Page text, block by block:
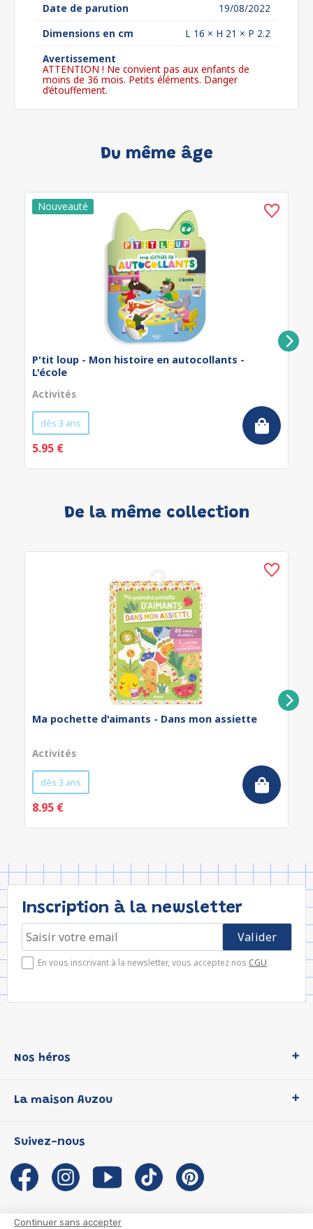
Continuer sans accepter
Date de parution
19/08/2022
Dimensions en cm
L 16 × H 21 × P 2.2
Avertissement
ATTENTION ! Ne convient pas aux enfants de
moins de 36 mois. Petits éléments. Danger
d’étouffement.
Du même âge
P'tit loup - Mon histoire en autocollants -
L'école
Activités
dès 3 ans
5.95 €
De la même collection
Ma pochette d'aimants - Dans mon assiette
Activités
dès 3 ans
8.95 €
Inscription à la newsletter
En vous inscrivant à la newsletter, vous acceptez nos CGU.
Nos héros
P'tit Loup
Les Influenceuses
Migali
Petite Taupe
La maison Auzou
Notre histoire
Auzou s'engage
Auteurs et illustrateurs Auzou
Suivez-nous